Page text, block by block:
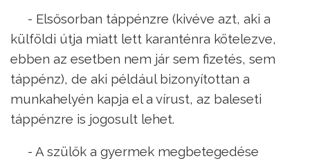
- Elsősorban táppénzre (kivéve azt, aki a
külföldi útja miatt lett karanténra kötelezve,
ebben az esetben nem jár sem fizetés, sem
táppénz), de aki például bizonyítottan a
munkahelyén kapja el a vírust, az baleseti
táppénzre is jogosult lehet.
- A szülők a gyermek megbetegedése